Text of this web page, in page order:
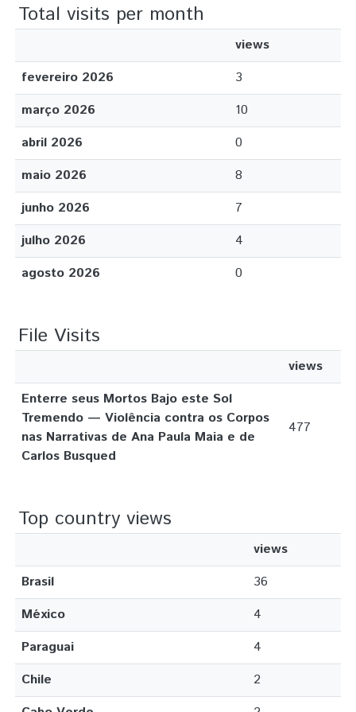
Total visits per month
views
fevereiro 2026
3
março 2026
10
abril 2026
0
maio 2026
8
junho 2026
7
julho 2026
4
agosto 2026
0
File Visits
views
Enterre seus Mortos Bajo este Sol
Tremendo — Violência contra os Corpos
nas Narrativas de Ana Paula Maia e de
Carlos Busqued
477
Top country views
views
Brasil
36
México
4
Paraguai
4
Chile
2